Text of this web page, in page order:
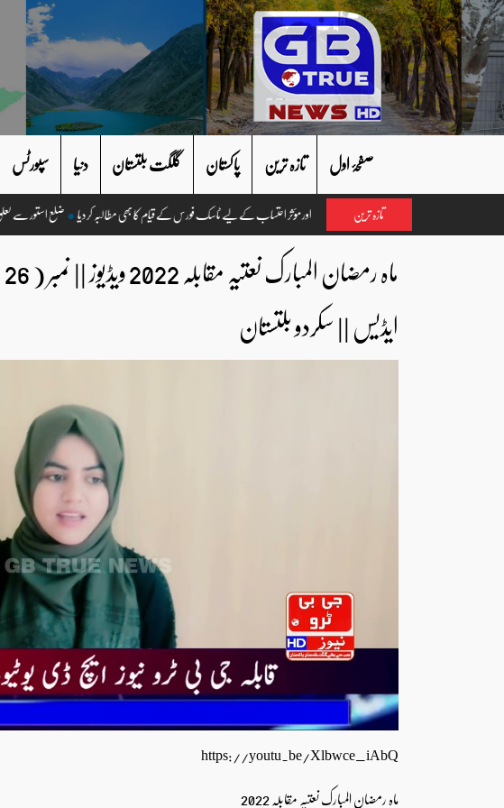
صفحۂ اول تازہ ترین پاکستان گلگت بلتستان دنیا سپورٹس
تازہ ترین
ایڈیس || سکردو بلتستان
https://youtu.be/Xlbwce_iAbQ
ماہ رمضان المبارک نعتیہ مقابلہ 2022